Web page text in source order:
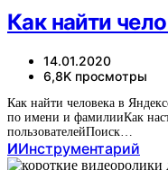
Как найти
14.01.2020
6,8K просмотры
Как найти человека в
по имени и фамилииКак
пользователейПоиск…
ИИнструментарий